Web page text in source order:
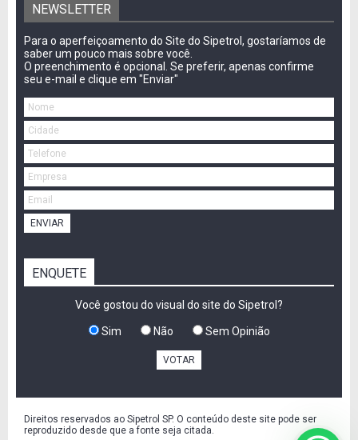
NEWSLETTER
Para o aperfeiçoamento do Site do Sipetrol, gostaríamos de
saber um pouco mais sobre você.
O preenchimento é opcional. Se preferir, apenas confirme
seu e-mail e clique em "Enviar"
ENVIAR
ENQUETE
Você gostou do visual do site do Sipetrol?
Sim Não Sem Opinião
VOTAR
Direitos reservados ao Sipetrol SP. O conteúdo deste site pode ser
reproduzido desde que a fonte seja citada.